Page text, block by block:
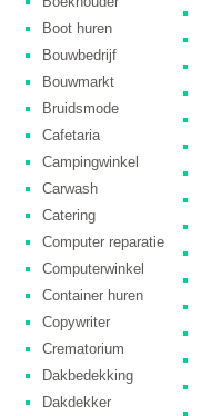
Boot huren
Bouwbedrijf
Bouwmarkt
Bruidsmode
Cafetaria
Campingwinkel
Carwash
Catering
Computer reparatie
Computerwinkel
Container huren
Copywriter
Crematorium
Dakbedekking
Dakdekker